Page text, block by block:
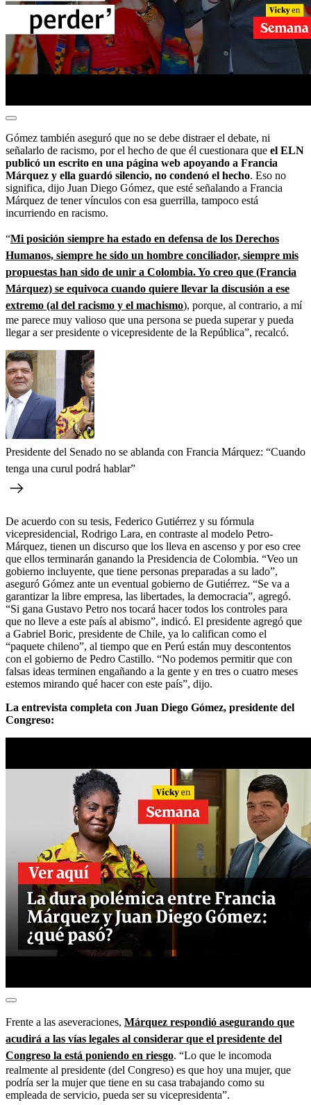
Gómez también aseguró que no se debe distraer el debate, ni
señalarlo de racismo, por el hecho de que él cuestionara que el ELN
publicó un escrito en una página web apoyando a Francia
Márquez y ella guardó silencio, no condenó el hecho. Eso no
significa, dijo Juan Diego Gómez, que esté señalando a Francia
Márquez de tener vínculos con esa guerrilla, tampoco está
incurriendo en racismo.
“Mi posición siempre ha estado en defensa de los Derechos
Humanos, siempre he sido un hombre conciliador, siempre mis
propuestas han sido de unir a Colombia. Yo creo que (Francia
Márquez) se equivoca cuando quiere llevar la discusión a ese
extremo (al del racismo y el machismo), porque, al contrario, a mí
me parece muy valioso que una persona se pueda superar y pueda
llegar a ser presidente o vicepresidente de la República”, recalcó.
Presidente del Senado no se ablanda con Francia Márquez: “Cuando
tenga una curul podrá hablar”
De acuerdo con su tesis, Federico Gutiérrez y su fórmula
vicepresidencial, Rodrigo Lara, en contraste al modelo Petro-
Márquez, tienen un discurso que los lleva en ascenso y por eso cree
que ellos terminarán ganando la Presidencia de Colombia. “Veo un
gobierno incluyente, que tiene personas preparadas a su lado”,
aseguró Gómez ante un eventual gobierno de Gutiérrez. “Se va a
garantizar la libre empresa, las libertades, la democracia”, agregó.
“Si gana Gustavo Petro nos tocará hacer todos los controles para
que no lleve a este país al abismo”, indicó. El presidente agregó que
a Gabriel Boric, presidente de Chile, ya lo califican como el
“paquete chileno”, al tiempo que en Perú están muy descontentos
con el gobierno de Pedro Castillo. “No podemos permitir que con
falsas ideas terminen engañando a la gente y en tres o cuatro meses
estemos mirando qué hacer con este país”, dijo.
La entrevista completa con Juan Diego Gómez, presidente del
Congreso:
Frente a las aseveraciones, Márquez respondió asegurando que
acudirá a las vías legales al considerar que el presidente del
Congreso la está poniendo en riesgo. “Lo que le incomoda
realmente al presidente (del Congreso) es que hoy una mujer, que
podría ser la mujer que tiene en su casa trabajando como su
empleada de servicio, pueda ser su vicepresidenta”.